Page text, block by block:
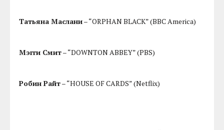
Татьяна Маслани– “ORPHAN BLACK” (BBC America)
Мэгги Смит– “DOWNTON ABBEY” (PBS)
Робин Райт– “HOUSE OF CARDS” (Netflix)